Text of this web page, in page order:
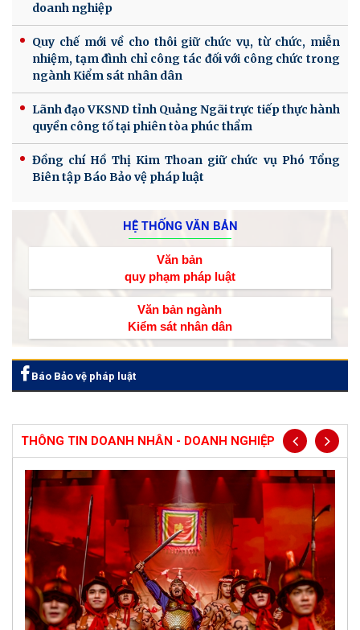
doanh nghiệp
Quy chế mới về cho thôi giữ chức vụ, từ chức, miễn
nhiệm, tạm đình chỉ công tác đối với công chức trong
ngành Kiểm sát nhân dân
Lãnh đạo VKSND tỉnh Quảng Ngãi trực tiếp thực hành
quyền công tố tại phiên tòa phúc thẩm
Đồng chí Hồ Thị Kim Thoan giữ chức vụ Phó Tổng
Biên tập Báo Bảo vệ pháp luật
HỆ THỐNG VĂN BẢN
Văn bản
quy phạm pháp luật
Văn bản ngành
Kiểm sát nhân dân
Báo Bảo vệ pháp luật
THÔNG TIN DOANH NHÂN - DOANH NGHIỆP